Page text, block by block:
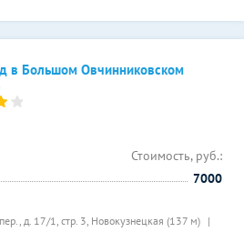
в Большом Овчинниковском
д. 17/1, стр. 3, Новокузнецкая (137 м)
Стоимость, руб.:
7000